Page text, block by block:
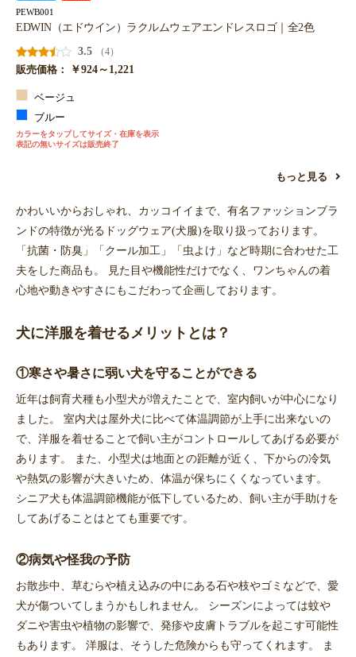
PEWB001
EDWIN（エドウイン）ラクルムウェアエンドレスロゴ｜全2色
3.5
（4）
販売価格：
￥924～1,221
ベージュ
ブルー
カラーをタップしてサイズ・在庫を表示
表記の無いサイズは販売終了
もっと見る
かわいいからおしゃれ、カッコイイまで、有名ファッションブラ
ンドの特徴が光るドッグウェア(犬服)を取り扱っております。
「抗菌・防臭」「クール加工」「虫よけ」など時期に合わせた工
夫をした商品も。 見た目や機能性だけでなく、ワンちゃんの着
心地や動きやすさにもこだわって企画しております。
犬に洋服を着せるメリットとは？
①寒さや暑さに弱い犬を守ることができる
近年は飼育犬種も小型犬が増えたことで、室内飼いが中心になり
ました。 室内犬は屋外犬に比べて体温調節が上手に出来ないの
で、洋服を着せることで飼い主がコントロールしてあげる必要が
あります。 また、小型犬は地面との距離が近く、下からの冷気
や熱気の影響が大きいため、体温が保ちにくくなっています。
シニア犬も体温調節機能が低下しているため、飼い主が手助けを
してあげることはとても重要です。
②病気や怪我の予防
お散歩中、草むらや植え込みの中にある石や枝やゴミなどで、愛
犬が傷ついてしまうかもしれません。 シーズンによっては蚊や
ダニや害虫や植物の影響で、発疹や皮膚トラブルを起こす可能性
もあります。 洋服は、そうした危険からも守ってくれます。 ま